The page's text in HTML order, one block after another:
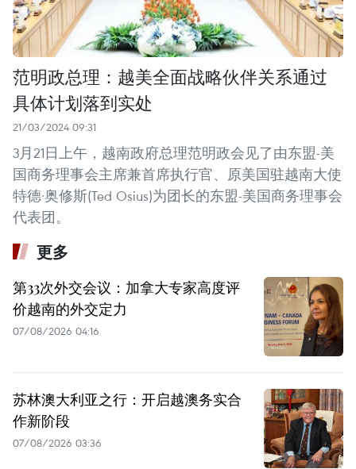
范明政总理：越美全面战略伙伴关系通过
具体计划落到实处
21/03/2024 09:31
3月21日上午，越南政府总理范明政会见了由东盟-美
国商务理事会主席兼首席执行官、原美国驻越南大使
特德·奥修斯(Ted Osius)为团长的东盟-美国商务理事会
代表团。
更多
第33次外交会议：加拿大专家高度评
价越南的外交定力
07/08/2026 04:16
苏林澳大利亚之行：开启越澳务实合
作新阶段
07/08/2026 03:36